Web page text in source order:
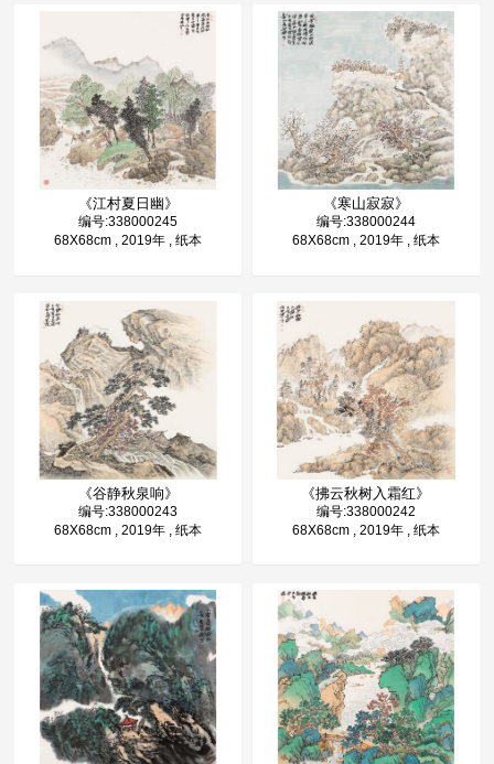
《江村夏日幽》
编号:338000245
68X68cm , 2019年 , 纸本
《谷静秋泉响》
编号:338000243
68X68cm , 2019年 , 纸本
《寒山寂寂》
编号:338000244
68X68cm , 2019年 , 纸本
《拂云秋树入霜红》
编号:338000242
68X68cm , 2019年 , 纸本